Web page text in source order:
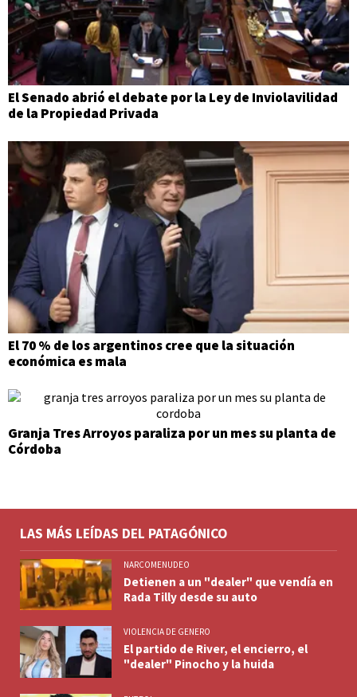
El Senado abrió el debate por la Ley de Inviolavilidad
de la Propiedad Privada
El 70 % de los argentinos cree que la situación
económica es mala
Granja Tres Arroyos paraliza por un mes su planta de
Córdoba
LAS MÁS LEÍDAS DEL PATAGÓNICO
NARCOMENUDEO
Detienen a un "dealer" que vendía en
Rada Tilly desde su auto
VIOLENCIA DE GENERO
El partido de River, el encierro, el
"dealer" Pinocho y la huida